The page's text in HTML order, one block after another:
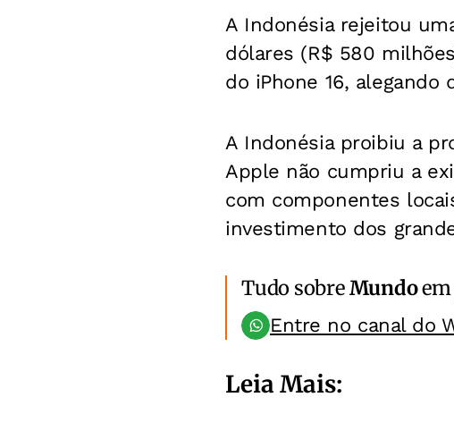
A Indonésia rejeitou
dólares (R$ 580
do iPhone 16, alegando
A Indonésia proibiu a
Apple não cumpriu a
com componentes
investimento dos
Tudo sobreMundoem
Entre no canal do
Leia Mais: